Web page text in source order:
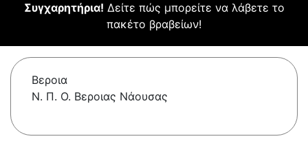
Συγχαρητήρια! Δείτε πώς μπορείτε να λάβετε το
πακέτο βραβείων!
Βεροια
Ν. Π. Ο. Βεροιας Νάουσας